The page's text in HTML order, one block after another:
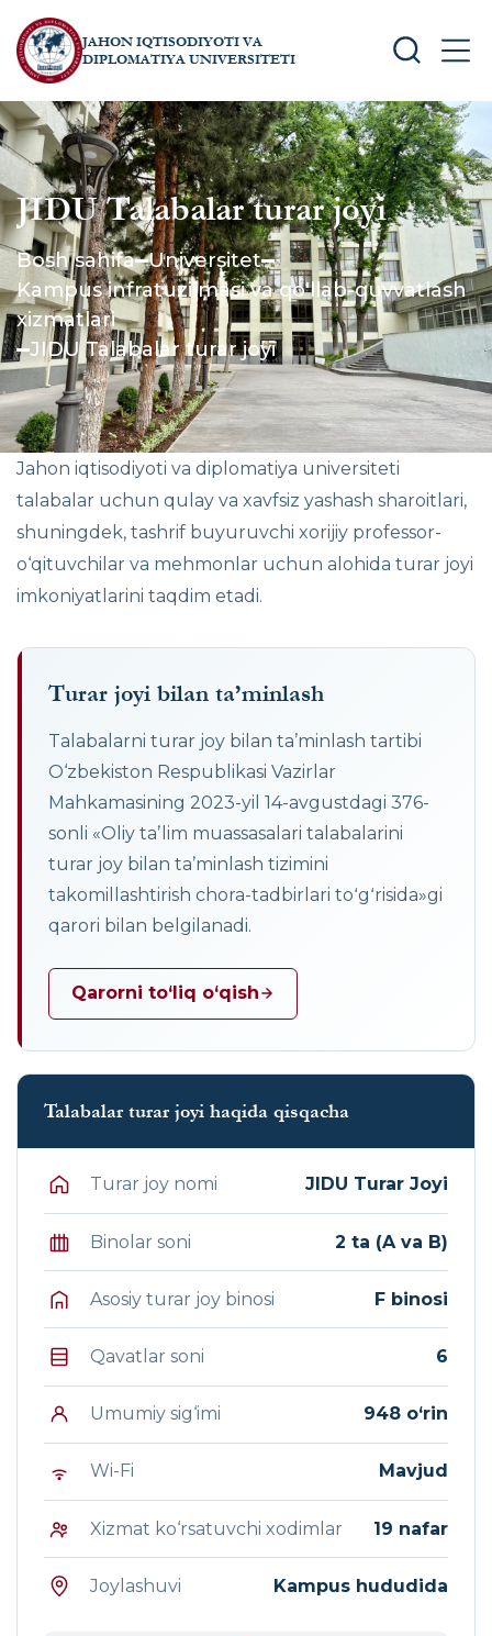
JAHON IQTISODIYOTI VA
DIPLOMATIYA UNIVERSITETI
SEARCH
JIDU Talabalar turar joyi
Bosh sahifa Universitet
Kampus infratuzilmasi va qo'llab-quvvatlash
xizmatlari
JIDU Talabalar turar joyi
Jahon iqtisodiyoti va diplomatiya universiteti
talabalar uchun qulay va xavfsiz yashash sharoitlari,
shuningdek, tashrif buyuruvchi xorijiy professor-
o‘qituvchilar va mehmonlar uchun alohida turar joyi
imkoniyatlarini taqdim etadi.
Turar joyi bilan ta’minlash
Talabalarni turar joy bilan ta’minlash tartibi
O‘zbekiston Respublikasi Vazirlar
Mahkamasining 2023-yil 14-avgustdagi 376-
sonli «Oliy taʼlim muassasalari talabalarini
turar joy bilan taʼminlash tizimini
takomillashtirish chora-tadbirlari toʻgʻrisida»gi
qarori bilan belgilanadi.
Qarorni to‘liq o‘qish
Talabalar turar joyi haqida qisqacha
Turar joy nomi JIDU Turar Joyi
Binolar soni 2 ta (A va B)
Asosiy turar joy binosi F binosi
Qavatlar soni 6
Umumiy sig‘imi 948 o‘rin
Wi-Fi Mavjud
Xizmat ko‘rsatuvchi xodimlar 19 nafar
Joylashuvi Kampus hududida